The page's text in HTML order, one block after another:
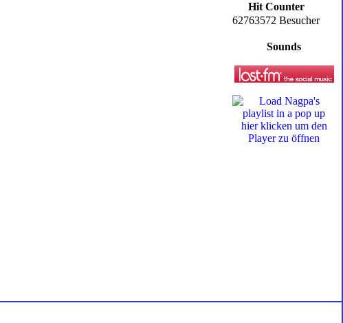
Hit Counter
62763572 Besucher
Sounds
hier klicken um den
Player zu öffnen